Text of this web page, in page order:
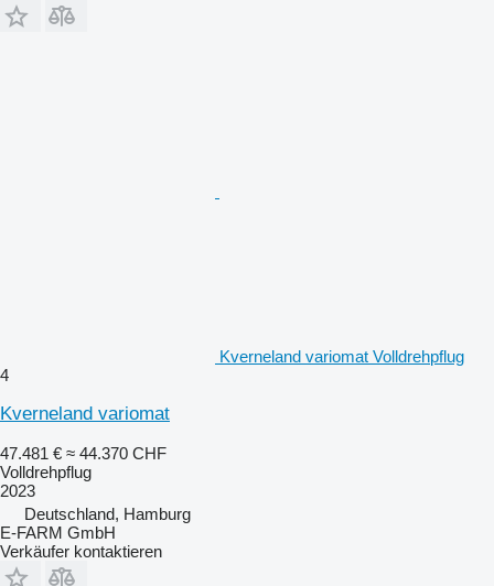
Kverneland variomat Volldrehpflug
4
Kverneland variomat
47.481 € ≈ 44.370 CHF
Volldrehpflug
2023
Deutschland, Hamburg
E-FARM GmbH
Verkäufer kontaktieren